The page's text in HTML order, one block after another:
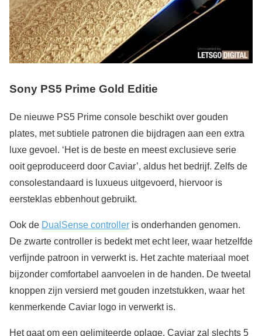
Sony PS5 Prime Gold Editie
De nieuwe PS5 Prime console beschikt over gouden
plates, met subtiele patronen die bijdragen aan een extra
luxe gevoel. ‘Het is de beste en meest exclusieve serie
ooit geproduceerd door Caviar’, aldus het bedrijf. Zelfs de
consolestandaard is luxueus uitgevoerd, hiervoor is
eersteklas ebbenhout gebruikt.
Ook de DualSense controller is onderhanden genomen.
De zwarte controller is bedekt met echt leer, waar hetzelfde
verfijnde patroon in verwerkt is. Het zachte materiaal moet
bijzonder comfortabel aanvoelen in de handen. De tweetal
knoppen zijn versierd met gouden inzetstukken, waar het
kenmerkende Caviar logo in verwerkt is.
Het gaat om een gelimiteerde oplage, Caviar zal slechts 5